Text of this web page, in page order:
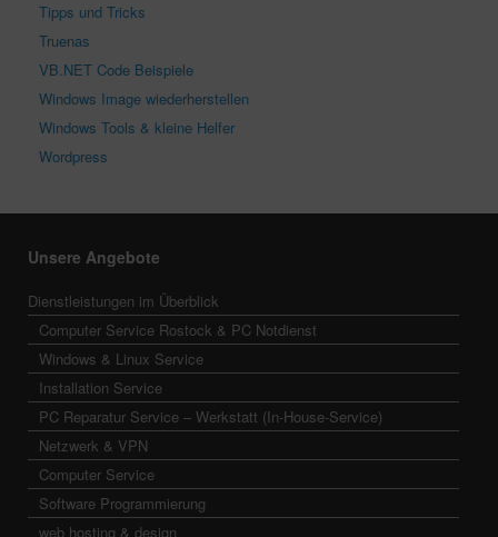
Tipps und Tricks
Truenas
VB.NET Code Beispiele
Windows Image wiederherstellen
Windows Tools & kleine Helfer
Wordpress
Unsere Angebote
Dienstleistungen im Überblick
Computer Service Rostock & PC Notdienst
Windows & Linux Service
Installation Service
PC Reparatur Service – Werkstatt (In-House-Service)
Netzwerk & VPN
Computer Service
Software Programmierung
web hosting & design